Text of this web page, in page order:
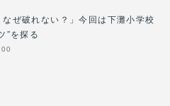
なぜ破れない？」今回は下灘小学校
”を探る